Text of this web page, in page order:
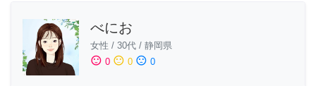
べにお
女性 / 30代 / 静岡県
sentiment_satisfied 0 sentiment_neutral 0 sentiment_dissatisfied 0